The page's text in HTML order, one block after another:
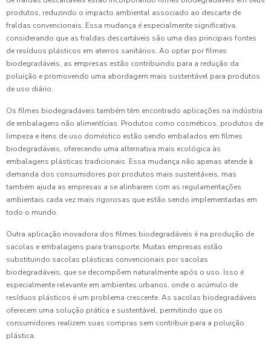
produtos, reduzindo o impacto ambiental associado ao descarte de
fraldas convencionais. Essa mudança é especialmente significativa,
considerando que as fraldas descartáveis são uma das principais fontes
de resíduos plásticos em aterros sanitários. Ao optar por filmes
biodegradáveis, as empresas estão contribuindo para a redução da
poluição e promovendo uma abordagem mais sustentável para produtos
de uso diário.
Os filmes biodegradáveis também têm encontrado aplicações na indústria
de embalagens não alimentícias. Produtos como cosméticos, produtos de
limpeza e itens de uso doméstico estão sendo embalados em filmes
biodegradáveis, oferecendo uma alternativa mais ecológica às
embalagens plásticas tradicionais. Essa mudança não apenas atende à
demanda dos consumidores por produtos mais sustentáveis, mas
também ajuda as empresas a se alinharem com as regulamentações
ambientais cada vez mais rigorosas que estão sendo implementadas em
todo o mundo.
Outra aplicação inovadora dos filmes biodegradáveis é na produção de
sacolas e embalagens para transporte. Muitas empresas estão
substituindo sacolas plásticas convencionais por sacolas
biodegradáveis, que se decompõem naturalmente após o uso. Isso é
especialmente relevante em ambientes urbanos, onde o acúmulo de
resíduos plásticos é um problema crescente. As sacolas biodegradáveis
oferecem uma solução prática e sustentável, permitindo que os
consumidores realizem suas compras sem contribuir para a poluição
plástica.